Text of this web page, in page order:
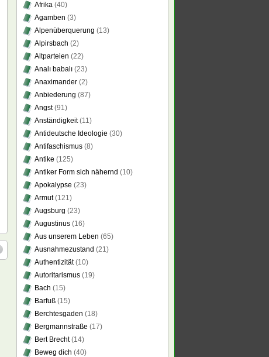
Afrika (40)
Agamben (3)
Alpenüberquerung (13)
Alpirsbach (2)
Altparteien (22)
Analı babalı (23)
Anaximander (2)
Anbiederung (87)
Angst(91)
Anständigkeit(11)
Antideutsche Ideologie (30)
Antifaschismus (8)
Antike (125)
Antiker Form sich nähernd (10)
Apokalypse (23)
Armut(121)
Augsburg (23)
Augustinus (16)
Aus unserem Leben (65)
Ausnahmezustand (21)
Authentizität(10)
Autoritarismus (19)
Bach (15)
Barfuß (15)
Berchtesgaden (18)
Bergmannstraße (17)
Bert Brecht(14)
Beweg dich (40)